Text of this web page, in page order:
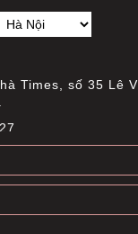
Times, số 35 Lê
dịch Cầu Giấy
Việt Á, Số 9